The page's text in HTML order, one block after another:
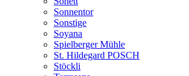
Sonnentor
Sonstige
Soyana
Spielberger Mühle
St. Hildegard POSCH
Stöckli